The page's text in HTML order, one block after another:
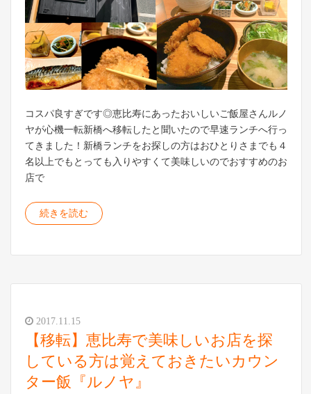
コスパ良すぎです◎恵比寿にあったおいしいご飯屋さんルノ
ヤが心機一転新橋へ移転したと聞いたので早速ランチへ行っ
てきました！新橋ランチをお探しの方はおひとりさまでも４
名以上でもとっても入りやすくて美味しいのでおすすめのお
店で
続きを読む
2017.11.15
【移転】恵比寿で美味しいお店を探
している方は覚えておきたいカウン
ター飯『ルノヤ』